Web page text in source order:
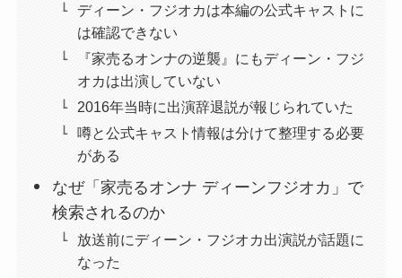
ディーン・フジオカは本編の公式キャストに
は確認できない
『家売るオンナの逆襲』にもディーン・フジ
オカは出演していない
2016年当時に出演辞退説が報じられていた
噂と公式キャスト情報は分けて整理する必要
がある
なぜ「家売るオンナ ディーンフジオカ」で
検索されるのか
放送前にディーン・フジオカ出演説が話題に
なった